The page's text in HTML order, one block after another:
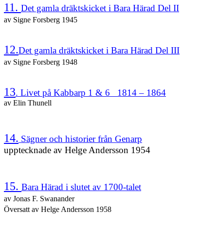
11. Det gamla dräktskicket i Bara Härad Del II
av Signe Forsberg 1945
12.Det gamla dräktskicket i Bara Härad Del III
av Signe Forsberg 1948
13. Livet på Kabbarp 1 & 6 1814 – 1864
av Elin Thunell
14. Sägner och historier från Genarp
upptecknade av Helge Andersson 1954
15. Bara Härad i slutet av 1700-talet
av Jonas F. Swanander
Översatt av Helge Andersson 1958